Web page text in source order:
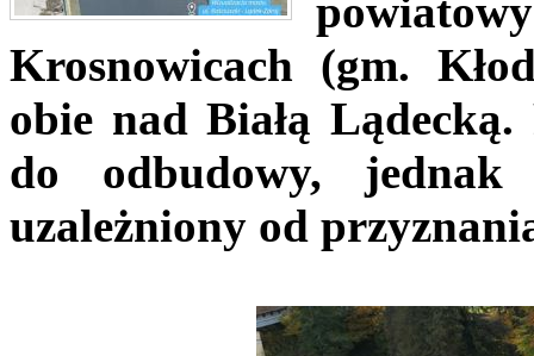
Krosnowicach (gm.
obie nad Białą Lądecką.
do odbudowy,
uzależniony od